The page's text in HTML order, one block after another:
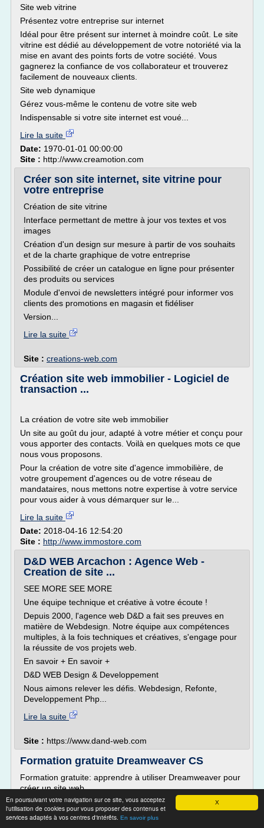
X
En poursuivant votre navigation sur ce site, vous acceptez
l'utilisation de cookies pour vous proposer des contenus et
services adaptés à vos centres d'intérêts. En savoir plus
Site web vitrine
Présentez votre entreprise sur internet
Idéal pour être présent sur internet à moindre coût. Le site
vitrine est dédié au développement de votre notoriété via la
mise en avant des points forts de votre société. Vous
gagnerez la confiance de vos collaborateur et trouverez
facilement de nouveaux clients.
Site web dynamique
Gérez vous-même le contenu de votre site web
Indispensable si votre site internet est voué...
Lire la suite
Date: 1970-01-01 00:00:00
Site : http://www.creamotion.com
Créer son site internet, site vitrine pour
votre entreprise
Création de site vitrine
Interface permettant de mettre à jour vos textes et vos
images
Création d'un design sur mesure à partir de vos souhaits
et de la charte graphique de votre entreprise
Possibilité de créer un catalogue en ligne pour présenter
des produits ou services
Module d'envoi de newsletters intégré pour informer vos
clients des promotions en magasin et fidéliser
Version...
Lire la suite
Site : creations-web.com
Création site web immobilier - Logiciel de
transaction ...
La création de votre site web immobilier
Un site au goût du jour, adapté à votre métier et conçu pour
vous apporter des contacts. Voilà en quelques mots ce que
nous vous proposons.
Pour la création de votre site d'agence immobilière, de
votre groupement d'agences ou de votre réseau de
mandataires, nous mettons notre expertise à votre service
pour vous aider à vous démarquer sur le...
Lire la suite
Date: 2018-04-16 12:54:20
Site : http://www.immostore.com
D&D WEB Arcachon : Agence Web -
Creation de site ...
SEE MORE SEE MORE
Une équipe technique et créative à votre écoute !
Depuis 2000, l'agence web D&D a fait ses preuves en
matière de Webdesign. Notre équipe aux compétences
multiples, à la fois techniques et créatives, s'engage pour
la réussite de vos projets web.
En savoir + En savoir +
D&D WEB Design & Developpement
Nous aimons relever les défis. Webdesign, Refonte,
Developpement Php...
Lire la suite
Site : https://www.dand-web.com
Formation gratuite Dreamweaver CS
Formation gratuite: apprendre à utiliser Dreamweaver pour
créer un site web
Les tutorials de formation sur Adobe Dreamweaver
proposés dans ce site, vous apprendront tout ce que vous
devez savoir pour utiliser Dreamweaver efficacement à